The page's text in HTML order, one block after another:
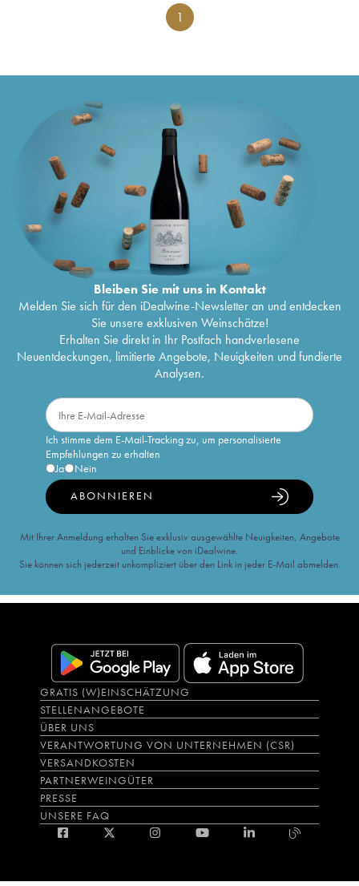
1
Bleiben Sie mit uns in Kontakt
Melden Sie sich für den iDealwine-Newsletter an und entdecken
Sie unsere exklusiven Weinschätze!
Erhalten Sie direkt in Ihr Postfach handverlesene
Neuentdeckungen, limitierte Angebote, Neuigkeiten und fundierte
Analysen.
Ich stimme dem E-Mail-Tracking zu, um personalisierte
Empfehlungen zu erhalten
Ja
Nein
ABONNIEREN
Mit Ihrer Anmeldung erhalten Sie exklusiv ausgewählte Neuigkeiten, Angebote
und Einblicke von iDealwine.
Sie können sich jederzeit unkompliziert über den Link in jeder E-Mail abmelden.
GRATIS (W)EINSCHÄTZUNG
STELLENANGEBOTE
ÜBER UNS
VERANTWORTUNG VON UNTERNEHMEN (CSR)
VERSANDKOSTEN
PARTNERWEINGÜTER
PRESSE
UNSERE FAQ